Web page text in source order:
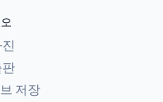
판
저장